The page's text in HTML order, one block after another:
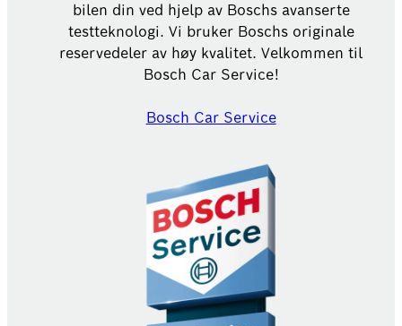
bilen din ved hjelp av Boschs avanserte
testteknologi. Vi bruker Boschs originale
reservedeler av høy kvalitet. Velkommen til
Bosch Car Service!
Bosch Car Service